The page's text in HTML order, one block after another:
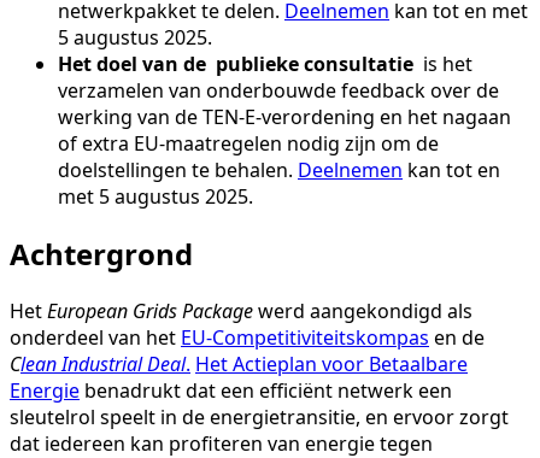
netwerkpakket te delen. Deelnemen kan tot en met
5 augustus 2025.
Het doel van de publieke consultatie is het
verzamelen van onderbouwde feedback over de
werking van de TEN-E-verordening en het nagaan
of extra EU-maatregelen nodig zijn om de
doelstellingen te behalen. Deelnemen kan tot en
met 5 augustus 2025.
Achtergrond
HetEuropean Grids Packagewerd aangekondigd als
onderdeel van het EU-Competitiviteitskompas en de
Clean Industrial Deal. Het Actieplan voor Betaalbare
Energie benadrukt dat een efficiënt netwerk een
sleutelrol speelt in de energietransitie, en ervoor zorgt
dat iedereen kan profiteren van energie tegen